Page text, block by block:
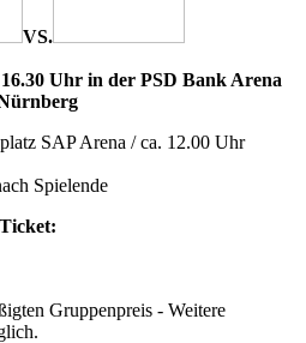
VS.
Uhr in der PSD Bank Arena
SAP Arena / ca. 12.00 Uhr
Spielende
Gruppenpreis - Weitere